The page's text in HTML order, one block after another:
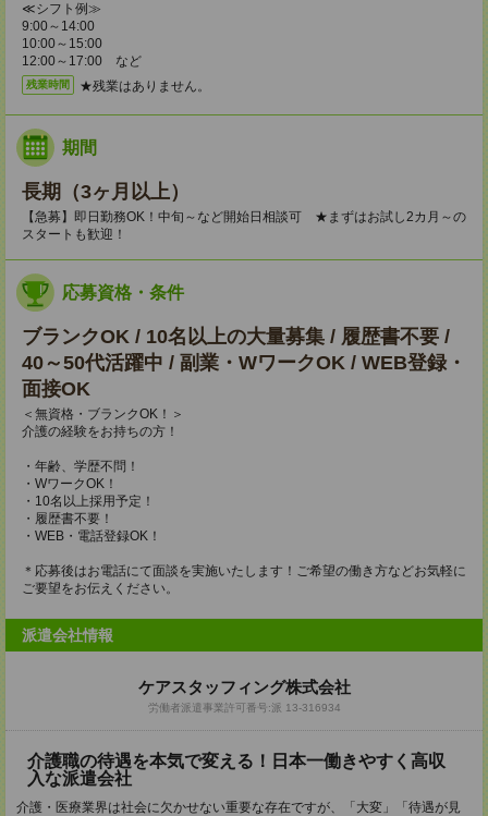
≪シフト例≫
9:00～14:00
10:00～15:00
12:00～17:00 など
残業時間 ★残業はありません。
期間
長期（3ヶ月以上）
【急募】即日勤務OK！中旬～など開始日相談可 ★まずはお試し2カ月～の
スタートも歓迎！
応募資格・条件
ブランクOK / 10名以上の大量募集 / 履歴書不要 /
40～50代活躍中 / 副業・WワークOK / WEB登録・
面接OK
＜無資格・ブランクOK！＞
介護の経験をお持ちの方！
・年齢、学歴不問！
・WワークOK！
・10名以上採用予定！
・履歴書不要！
・WEB・電話登録OK！
＊応募後はお電話にて面談を実施いたします！ご希望の働き方などお気軽に
ご要望をお伝えください。
派遣会社情報
ケアスタッフィング株式会社
労働者派遣事業許可番号:派 13-316934
介護職の待遇を本気で変える！日本一働きやすく高収
入な派遣会社
介護・医療業界は社会に欠かせない重要な存在ですが、「大変」「待遇が見